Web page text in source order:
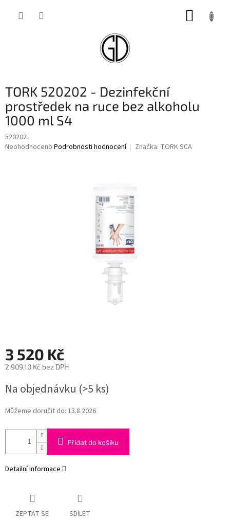
TORK 520202 - Dezinfekční
prostředek na ruce bez alkoholu
1000 ml S4
520202
Průměrné
Neohodnoceno Podrobnosti hodnocení Značka: TORK SCA
3 520 Kč
2 909,10 Kč bez DPH
cena:
Na objednávku (>5 ks)
Můžeme doručit do: 13.8.2026
Přidat do košíku
Detailní informace
ZEPTAT SE SDÍLET